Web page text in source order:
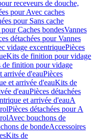
receveurs de douche,
pour Avec caches
pour Sans cache
pour Caches bondesVannes
détachées pour Vannes
vidage excentriquePièces
Kits de finition pour vidage
de finition pour vidage
arrivée d'eauPièces
et arrivée d'eauKits de
d'eauPièces détachées
et arrivée d'eauA
Pièces détachées pour A
Avec bouchons de
de bondeAccessoires
Kits de